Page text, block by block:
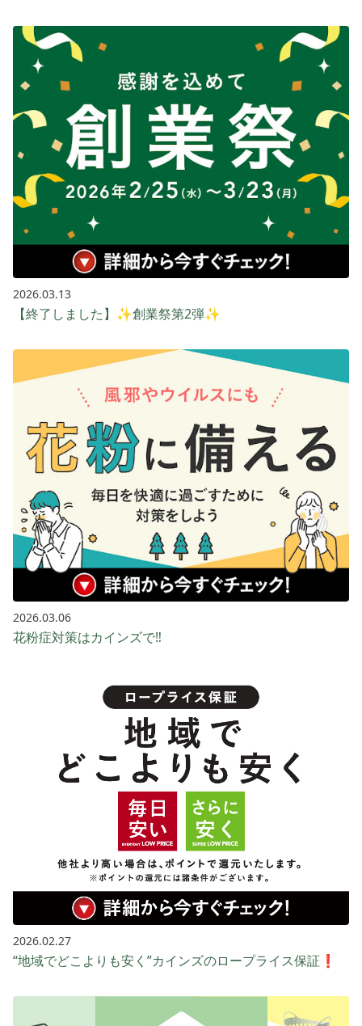
2026.03.13
【終了しました】✨創業祭第2弾✨
2026.03.06
花粉症対策はカインズで‼️
2026.02.27
“地域でどこよりも安く”カインズのロープライス保証❗️